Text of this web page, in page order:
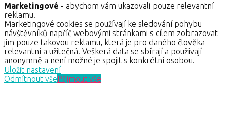
Marketingové - abychom vám ukazovali pouze relevantní
reklamu.
Marketingové cookies se používají ke sledování pohybu
návštěvníků napříč webovými stránkami s cílem zobrazovat
jim pouze takovou reklamu, která je pro daného člověka
relevantní a užitečná. Veškerá data se sbírají a používají
anonymně a není možné je spojit s konkrétní osobou.
Uložit nastavení
Odmítnout všePřijmout vše